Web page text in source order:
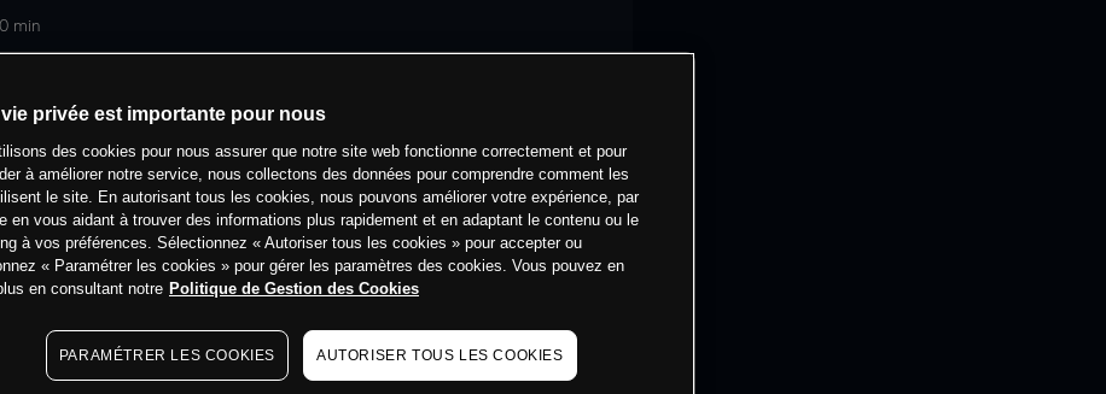
min
privée est importante pour nous
des cookies pour nous assurer que notre site web fonctionne correctement et pour
à améliorer notre service, nous collectons des données pour comprendre comment les
le site. En autorisant tous les cookies, nous pouvons améliorer votre expérience, par
en vous aidant à trouver des informations plus rapidement et en adaptant le contenu ou le
à vos préférences. Sélectionnez « Autoriser tous les cookies » pour accepter ou
« Paramétrer les cookies » pour gérer les paramètres des cookies. Vous pouvez en
en consultant notre Politique de Gestion des Cookies
PARAMÉTRER LES COOKIES AUTORISER TOUS LES COOKIES